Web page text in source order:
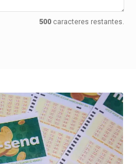
500caracteres restantes.